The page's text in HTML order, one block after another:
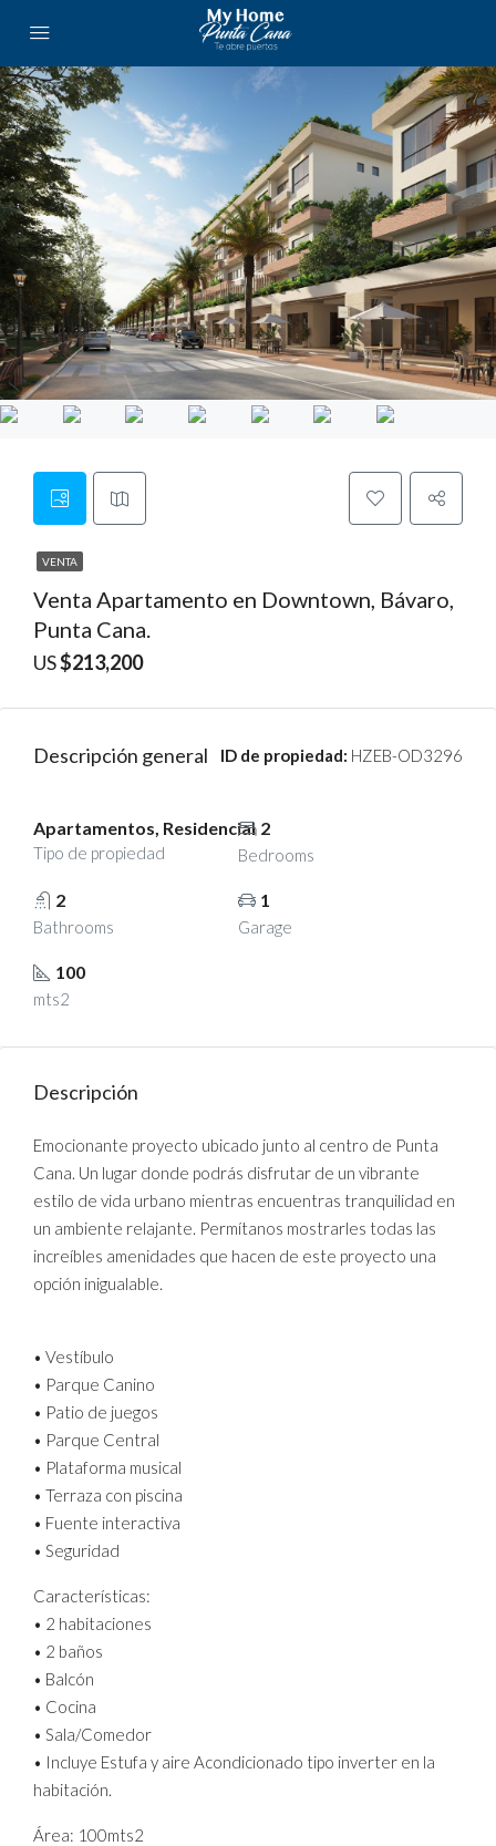
VENTA
Venta Apartamento en Downtown, Bávaro,
Punta Cana.
US$213,200
Descripción general ID de propiedad: HZEB-OD3296
Apartamentos, Residencial
Tipo de propiedad
2
Bedrooms
2
Bathrooms
1
Garage
100
mts2
Descripción
Emocionante proyecto ubicado junto al centro de Punta
Cana. Un lugar donde podrás disfrutar de un vibrante
estilo de vida urbano mientras encuentras tranquilidad en
un ambiente relajante. Permítanos mostrarles todas las
increíbles amenidades que hacen de este proyecto una
opción inigualable.
• Vestíbulo
• Parque Canino
• Patio de juegos
• Parque Central
• Plataforma musical
• Terraza con piscina
• Fuente interactiva
• Seguridad
Características:
• 2 habitaciones
• 2 baños
• Balcón
• Cocina
• Sala/Comedor
• Incluye Estufa y aire Acondicionado tipo inverter en la
habitación.
Área: 100mts2